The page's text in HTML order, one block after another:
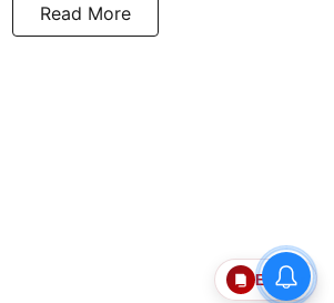
Read More
Epaper